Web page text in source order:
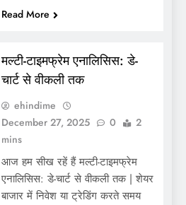
Read More
मल्टी-टाइमफ्रेम एनालिसिस: डे-
चार्ट से वीकली तक
ehindime
December 27, 2025
0
2
mins
आज हम सीख रहें हैं मल्टी-टाइमफ्रेम
एनालिसिस: डे-चार्ट से वीकली तक | शेयर
बाजार में निवेश या ट्रेडिंग करते समय